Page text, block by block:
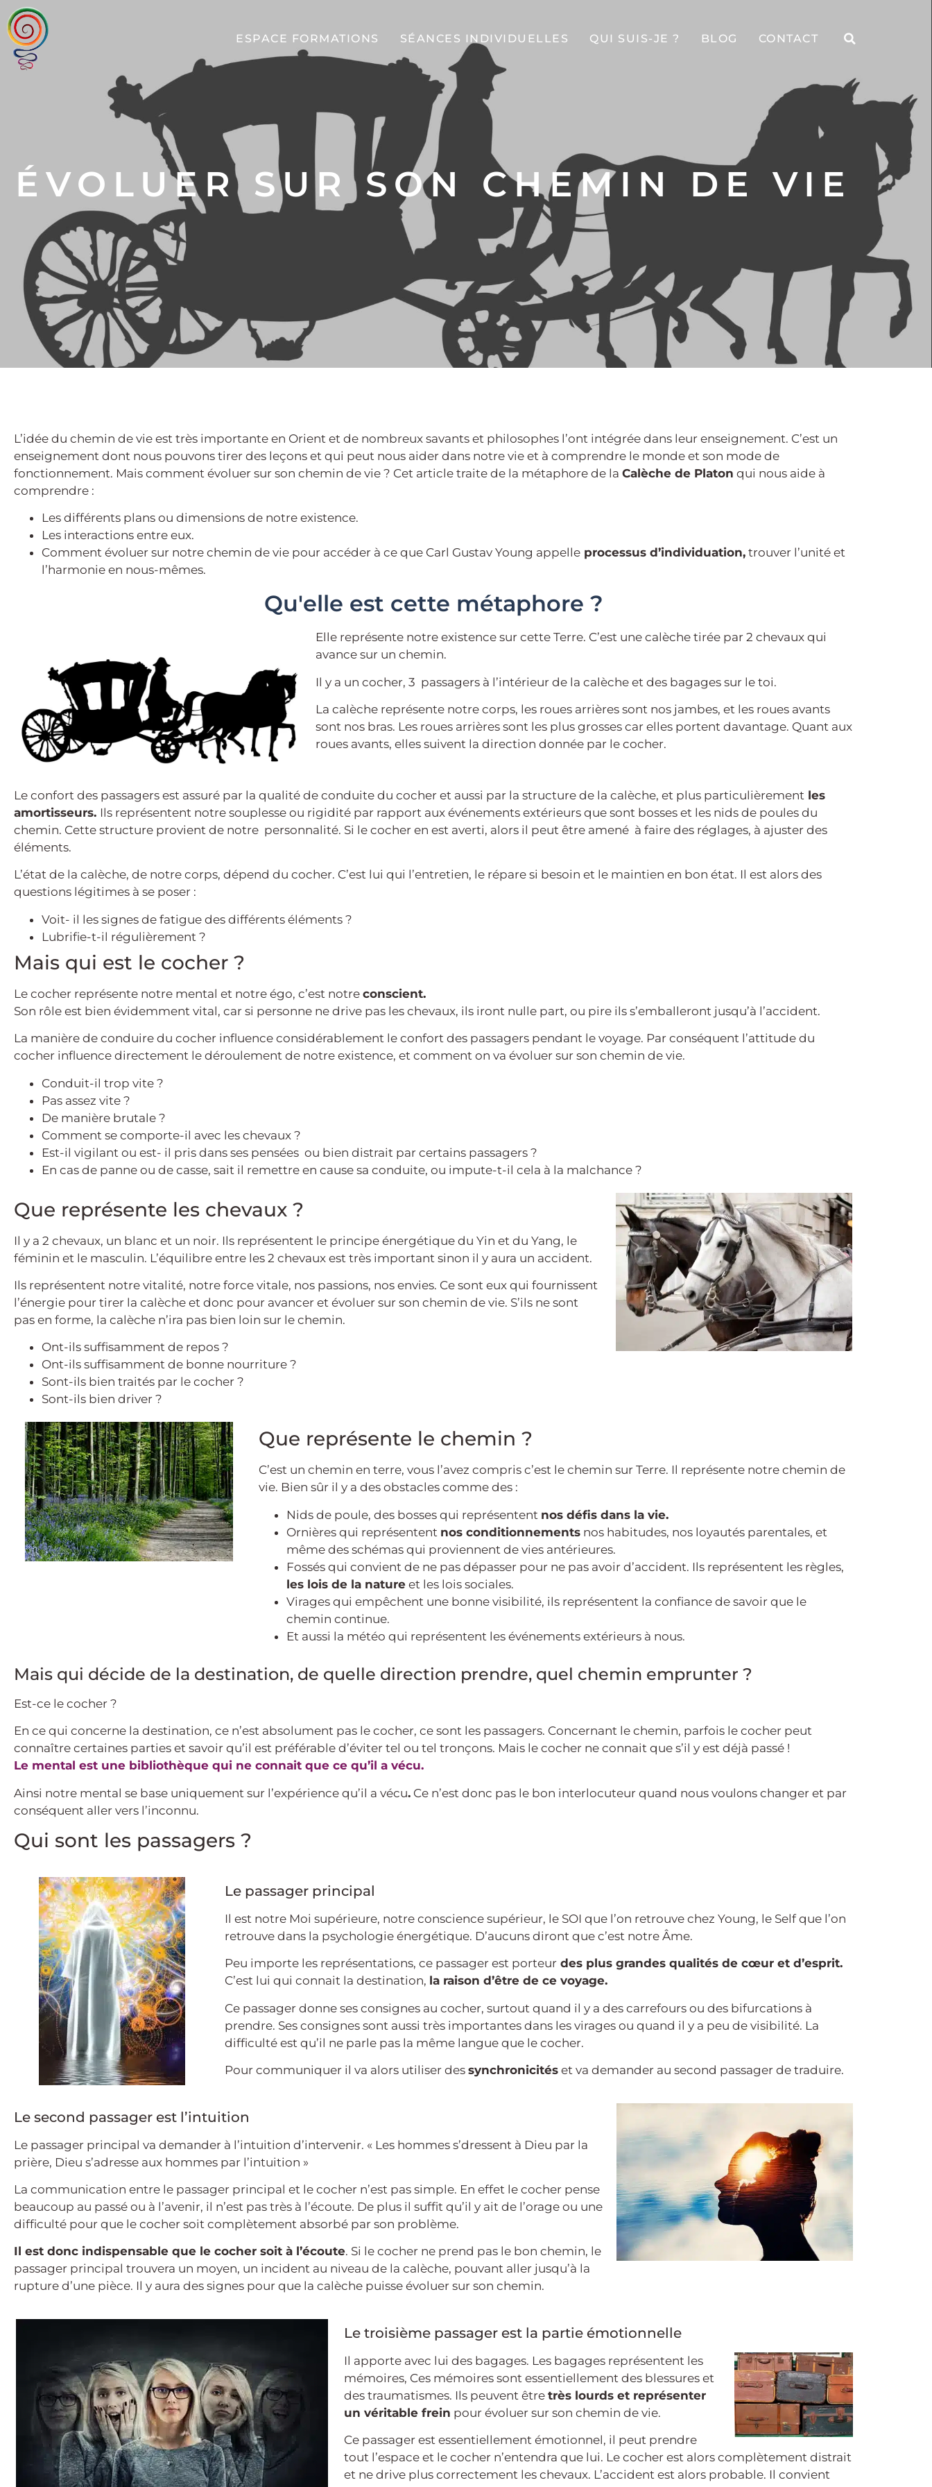
ESPACE FORMATIONS SÉANCES INDIVIDUELLES QUI SUIS-JE ? BLOG CONTACT
ÉVOLUER SUR SON CHEMIN DE VIE
L’idée du chemin de vie est très importante en Orient et de nombreux savants et philosophes l’ont intégrée dans leur enseignement. C’est un
enseignement dont nous pouvons tirer des leçons et qui peut nous aider dans notre vie et à comprendre le monde et son mode de
fonctionnement. Mais comment évoluer sur son chemin de vie ? Cet article traite de la métaphore de la Calèche de Platon qui nous aide à
comprendre :
Les différents plans ou dimensions de notre existence.
Les interactions entre eux.
Comment évoluer sur notre chemin de vie pour accéder à ce que Carl Gustav Young appelle processus d’individuation, trouver l’unité et
l’harmonie en nous-mêmes.
Qu'elle est cette métaphore ?
Elle représente notre existence sur cette Terre. C’est une calèche tirée par 2 chevaux qui
avance sur un chemin.
Il y a un cocher, 3 passagers à l’intérieur de la calèche et des bagages sur le toi.
La calèche représente notre corps, les roues arrières sont nos jambes, et les roues avants
sont nos bras. Les roues arrières sont les plus grosses car elles portent davantage. Quant aux
roues avants, elles suivent la direction donnée par le cocher.
Le confort des passagers est assuré par la qualité de conduite du cocher et aussi par la structure de la calèche, et plus particulièrement les
amortisseurs. Ils représentent notre souplesse ou rigidité par rapport aux événements extérieurs que sont bosses et les nids de poules du
chemin. Cette structure provient de notre personnalité. Si le cocher en est averti, alors il peut être amené à faire des réglages, à ajuster des
éléments.
L’état de la calèche, de notre corps, dépend du cocher. C’est lui qui l’entretien, le répare si besoin et le maintien en bon état. Il est alors des
questions légitimes à se poser :
Voit- il les signes de fatigue des différents éléments ?
Lubrifie-t-il régulièrement ?
Mais qui est le cocher ?
Le cocher représente notre mental et notre égo, c’est notre conscient.
Son rôle est bien évidemment vital, car si personne ne drive pas les chevaux, ils iront nulle part, ou pire ils s’emballeront jusqu’à l’accident.
La manière de conduire du cocher influence considérablement le confort des passagers pendant le voyage. Par conséquent l’attitude du
cocher influence directement le déroulement de notre existence, et comment on va évoluer sur son chemin de vie.
Conduit-il trop vite ?
Pas assez vite ?
De manière brutale ?
Comment se comporte-il avec les chevaux ?
Est-il vigilant ou est- il pris dans ses pensées ou bien distrait par certains passagers ?
En cas de panne ou de casse, sait il remettre en cause sa conduite, ou impute-t-il cela à la malchance ?
Que représente les chevaux ?
Il y a 2 chevaux, un blanc et un noir. Ils représentent le principe énergétique du Yin et du Yang, le
féminin et le masculin. L’équilibre entre les 2 chevaux est très important sinon il y aura un accident.
Ils représentent notre vitalité, notre force vitale, nos passions, nos envies. Ce sont eux qui fournissent
l’énergie pour tirer la calèche et donc pour avancer et évoluer sur son chemin de vie. S’ils ne sont
pas en forme, la calèche n’ira pas bien loin sur le chemin.
Ont-ils suffisamment de repos ?
Ont-ils suffisamment de bonne nourriture ?
Sont-ils bien traités par le cocher ?
Sont-ils bien driver ?
Que représente le chemin ?
C’est un chemin en terre, vous l’avez compris c’est le chemin sur Terre. Il représente notre chemin de
vie. Bien sûr il y a des obstacles comme des :
Nids de poule, des bosses qui représentent nos défis dans la vie.
Ornières qui représentent nos conditionnementsnos habitudes, nos loyautés parentales, et
même des schémas qui proviennent de vies antérieures.
Fossés qui convient de ne pas dépasser pour ne pas avoir d’accident. Ils représentent les règles,
les lois de la natureet les lois sociales.
Virages qui empêchent une bonne visibilité, ils représentent la confiance de savoir que le
chemin continue.
Et aussi la météo qui représentent les événements extérieurs à nous.
Mais qui décide de la destination, de quelle direction prendre, quel chemin emprunter ?
Est-ce le cocher ?
En ce qui concerne la destination, ce n’est absolument pas le cocher, ce sont les passagers. Concernant le chemin, parfois le cocher peut
connaître certaines parties et savoir qu’il est préférable d’éviter tel ou tel tronçons. Mais le cocher ne connait que s’il y est déjà passé !
Le mental est une bibliothèque qui ne connait que ce qu’il a vécu.
Ainsi notre mental se base uniquement sur l’expérience qu’il a vécu. Ce n’est donc pas le bon interlocuteur quand nous voulons changer et par
conséquent aller vers l’inconnu.
Qui sont les passagers ?
Le passager principal
Il est notre Moi supérieure, notre conscience supérieur, le SOI que l’on retrouve chez Young, le Self que l’on
retrouve dans la psychologie énergétique. D’aucuns diront que c’est notre Âme.
Peu importe les représentations, ce passager est porteurdes plus grandes qualités de cœur et d’esprit.
C’est lui qui connait la destination, la raison d’être de ce voyage.
Ce passager donne ses consignes au cocher, surtout quand il y a des carrefours ou des bifurcations à
prendre. Ses consignes sont aussi très importantes dans les virages ou quand il y a peu de visibilité. La
difficulté est qu’il ne parle pas la même langue que le cocher.
Pour communiquer il va alors utiliser des synchronicitéset va demander au second passager de traduire.
Le second passager est l’intuition
Le passager principal va demander à l’intuition d’intervenir. « Les hommes s’dressent à Dieu par la
prière, Dieu s’adresse aux hommes par l’intuition »
La communication entre le passager principal et le cocher n’est pas simple. En effet le cocher pense
beaucoup au passé ou à l’avenir, il n’est pas très à l’écoute. De plus il suffit qu’il y ait de l’orage ou une
difficulté pour que le cocher soit complètement absorbé par son problème.
Il est donc indispensable que le cocher soit à l’écoute. Si le cocher ne prend pas le bon chemin, le
passager principal trouvera un moyen, un incident au niveau de la calèche, pouvant aller jusqu’à la
rupture d’une pièce. Il y aura des signes pour que la calèche puisse évoluer sur son chemin.
Le troisième passager est la partie émotionnelle
Il apporte avec lui des bagages. Les bagages représentent les
mémoires, Ces mémoires sont essentiellement des blessures et
des traumatismes. Ils peuvent être très lourds et représenter
un véritable frein pour évoluer sur son chemin de vie.
Ce passager est essentiellement émotionnel, il peut prendre
tout l’espace et le cocher n’entendra que lui. Le cocher est alors complètement distrait
et ne drive plus correctement les chevaux. L’accident est alors probable. Il convient